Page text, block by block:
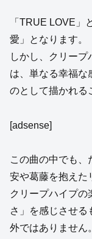
「TRUE LOVE」
愛」となります。
しかし、クリー
は、単なる幸福な
のとして描かれる
[adsense]
この曲の中でも、
安や葛藤を抱えた
クリープハイプの
さ」を感じさせる
外ではありません。